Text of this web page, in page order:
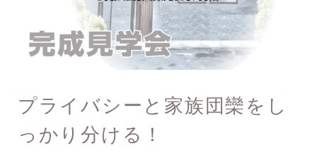
プライバシーと家族団欒をし
っかり分ける！